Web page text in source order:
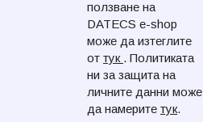
ползване на
DATECS e-shop
може да изтеглите
от тук . Политиката
ни за защита на
личните данни може
да намерите тук.